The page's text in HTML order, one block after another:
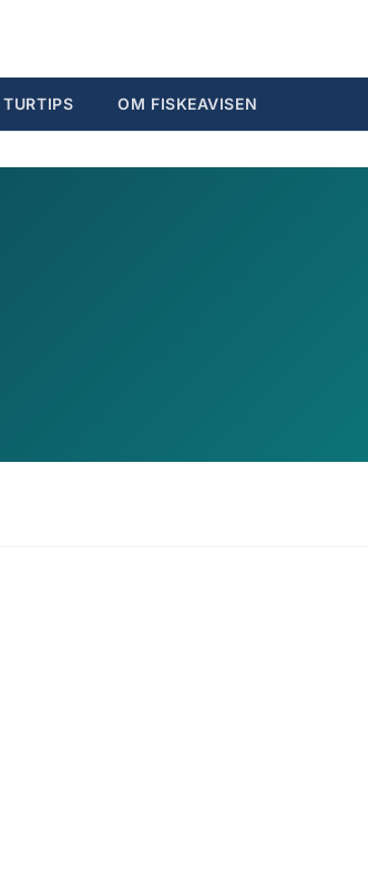
TURTIPS OM FISKEAVISEN